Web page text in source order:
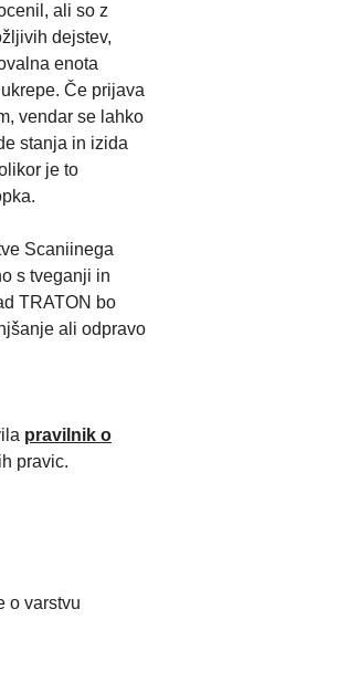
ali so z
dejstev,
enota
Če prijava
vendar se lahko
stanja in izida
je to
Scaniinega
s tveganji in
TRATON bo
ali odpravo
pravilnik o
pravic.
o varstvu